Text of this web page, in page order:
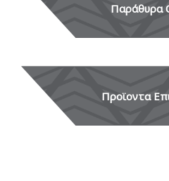
Παράθυρα
Προϊοντα